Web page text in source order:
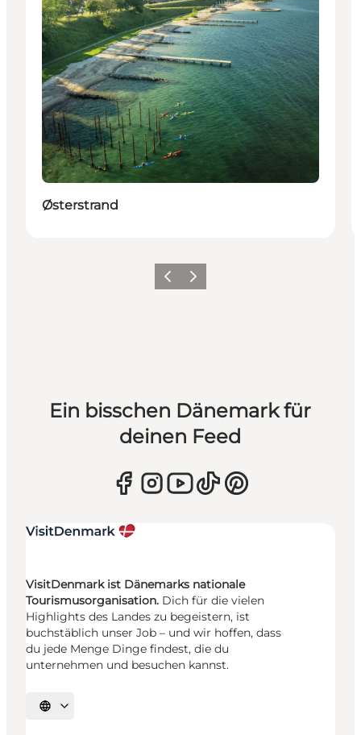
Østerstrand
ZurückWeiter
Ein bisschen Dänemark für
deinen Feed
VisitDenmark ist Dänemarks nationale
Tourismusorganisation. Dich für die vielen
Highlights des Landes zu begeistern, ist
buchstäblich unser Job – und wir hoffen, dass
du jede Menge Dinge findest, die du
unternehmen und besuchen kannst.
Sprache auswählen